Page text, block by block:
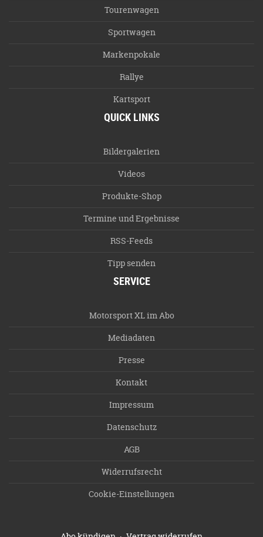
Tourenwagen
Sportwagen
Markenpokale
Rallye
Kartsport
QUICK LINKS
Bildergalerien
Videos
Produkte-Shop
Termine und Ergebnisse
RSS-Feeds
Tipp senden
SERVICE
Motorsport XL im Abo
Mediadaten
Presse
Kontakt
Impressum
Datenschutz
AGB
Widerrufsrecht
Cookie-Einstellungen